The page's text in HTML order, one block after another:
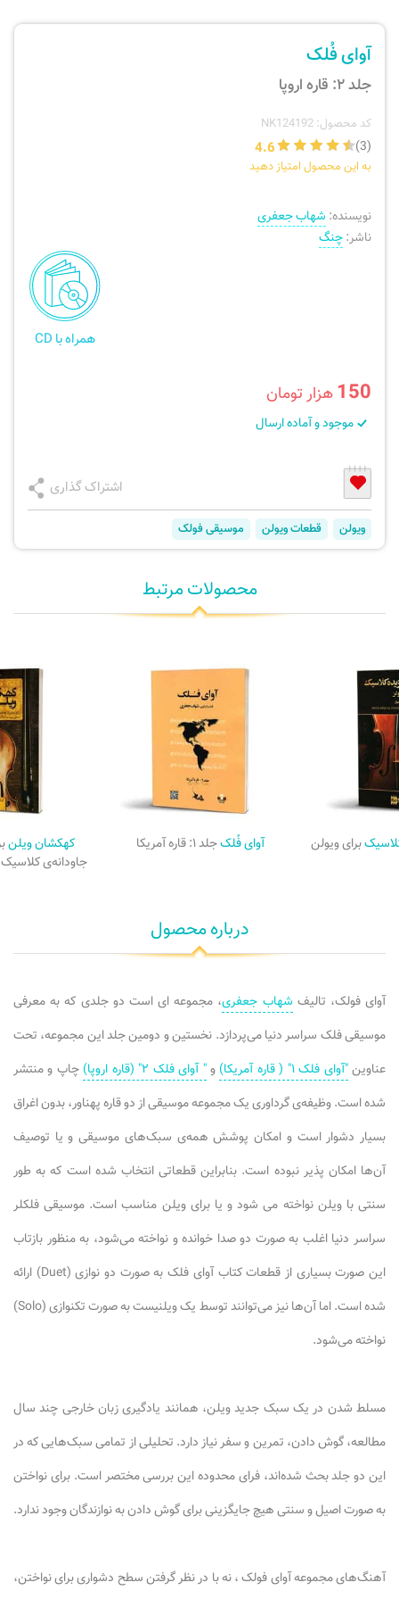
نی، فلوت، سازهای بادی
ارسال سفارش
آوای فُلک
جلد ۲: قاره اروپا
کد محصول: NK124192
(3)
4.6
به این محصول امتیاز دهید
نویسنده: شهاب جعفری
ناشر:چنگ
همراه با CD
150هزار تومان
موجود و آماده ارسال
اشتراک گذاری
ویولن قطعات ویولن موسیقی فولک
محصولات مرتبط
برای ویولن آوای فُلکجلد ۱: قاره آمریکا کهکشان ویلن
جاودانه‌ی کلاسیک
درباره محصول
آوای فولک، تالیف شهاب جعفری، مجموعه ای است دو جلدی که به معرفی
موسیقی فلک سراسر دنیا می‌پردازد. نخستین و دومین جلد این مجموعه، تحت
عناوین"آوای فلک ۱" ( قاره آمریکا) و" آوای فلک ۲" (قاره اروپا)
چاپ و منتشر
شده است. وظیفه‌ی گرداوری یک مجموعه موسیقی از دو قاره پهناور، بدون اغراق
بسیار دشوار است و امکان پوشش همه‌ی سبک‌های موسیقی و یا توصیف
آن‌ها امکان پذیر نبوده است. بنابراین قطعاتی انتخاب شده است که به طور
سنتی با ویلن نواخته می شود و یا برای ویلن مناسب است. موسیقی فلکلر
سراسر دنیا اغلب به صورت دو صدا خوانده و نواخته می‌شود، به منظور بازتاب
این صورت بسیاری از قطعات کتاب آوای فلک به صورت دو نوازی (Duet) ارائه
شده است. اما آن‌ها نیز می‌توانند توسط یک ویلنیست به صورت تکنوازی (Solo)
نواخته می‌شود.
مسلط شدن در یک سبک جدید ویلن، همانند یادگیری زبان خارجی چند سال
مطالعه، گوش دادن، تمرین و سفر نیاز دارد. تحلیلی از تمامی سبک‌هایی که در
این دو جلد بحث شده‌اند، فرای محدوده این بررسی مختصر است. برای نواختن
به صورت اصیل و سنتی هیچ جایگزینی برای گوش دادن به نوازندگان وجود ندارد.
آهنگ‌های مجموعه آوای فولک ، نه با در نظر گرفتن سطح دشواری برای نواختن،